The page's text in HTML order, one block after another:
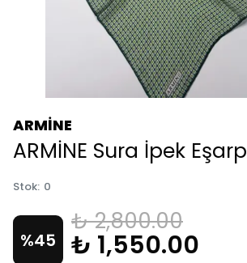
ARMİNE
ARMİNE Sura İpek Eşarp
Stok: 0
%45
₺ 2,800.00
₺ 1,550.00